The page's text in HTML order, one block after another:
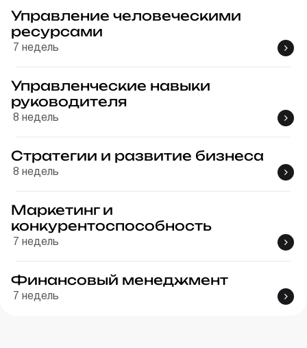
Управление человеческими
ресурсами
7 недель
Управленческие навыки
руководителя
8 недель
Стратегии и развитие бизнеса
8 недель
Маркетинг и
конкурентоспособность
7 недель
Финансовый менеджмент
7 недель